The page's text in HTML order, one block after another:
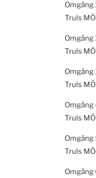
Omgång
Truls
Omgång
Truls
Omgång
Truls
Omgång
Truls
Omgång
Truls
Omgång